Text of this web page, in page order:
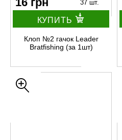
37 шт.
КУПИТЬ
Клоп №2 гачок Leader
Bratfishing (за 1шт)